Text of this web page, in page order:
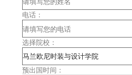
电话：
选择院校：
预出国时间：